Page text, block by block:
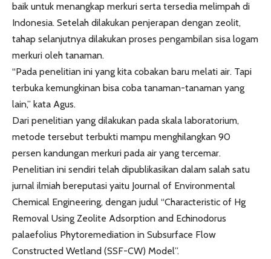
baik untuk menangkap merkuri serta tersedia melimpah di
Indonesia. Setelah dilakukan penjerapan dengan zeolit,
tahap selanjutnya dilakukan proses pengambilan sisa logam
merkuri oleh tanaman.
“Pada penelitian ini yang kita cobakan baru melati air. Tapi
terbuka kemungkinan bisa coba tanaman-tanaman yang
lain,” kata Agus.
Dari penelitian yang dilakukan pada skala laboratorium,
metode tersebut terbukti mampu menghilangkan 90
persen kandungan merkuri pada air yang tercemar.
Penelitian ini sendiri telah dipublikasikan dalam salah satu
jurnal ilmiah bereputasi yaitu Journal of Environmental
Chemical Engineering, dengan judul “Characteristic of Hg
Removal Using Zeolite Adsorption and Echinodorus
palaefolius Phytoremediation in Subsurface Flow
Constructed Wetland (SSF-CW) Model”.